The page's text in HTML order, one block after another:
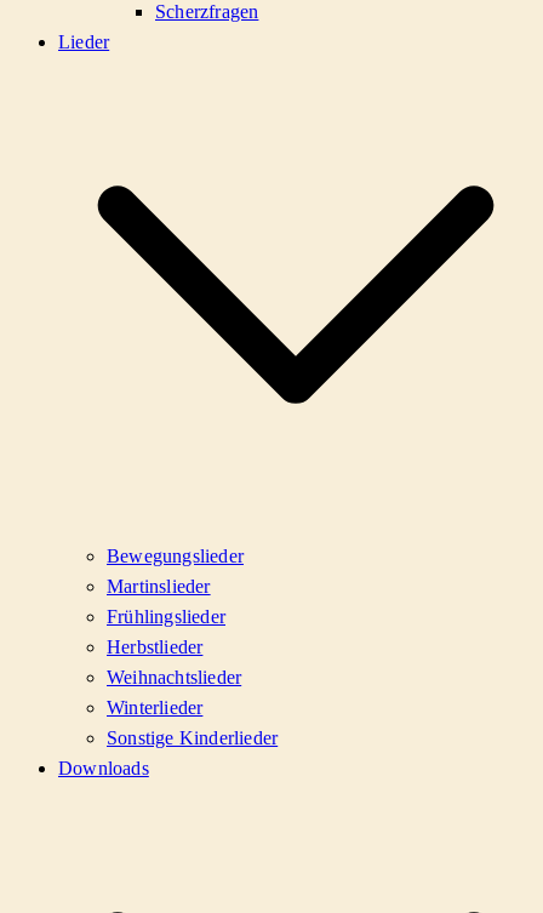
Scherzfragen
Lieder
Bewegungslieder
Martinslieder
Frühlingslieder
Herbstlieder
Weihnachtslieder
Winterlieder
Sonstige Kinderlieder
Downloads